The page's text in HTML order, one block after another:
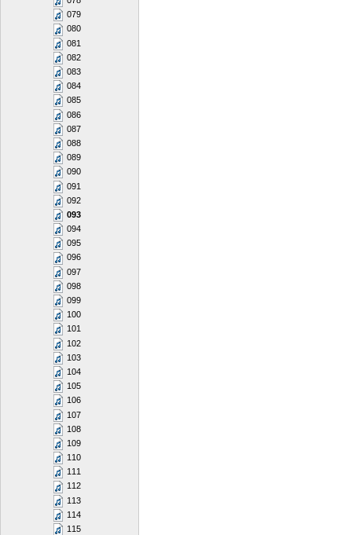
079
080
081
082
083
084
085
086
087
088
089
090
091
092
093
094
095
096
097
098
099
100
101
102
103
104
105
106
107
108
109
110
111
112
113
114
115